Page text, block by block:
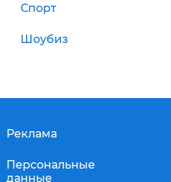
Спорт
Шоубиз
Реклама
Персональные
данные